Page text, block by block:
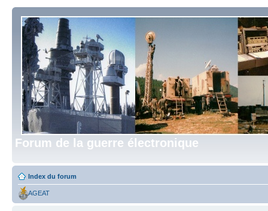
Forum de la guerre électronique
Index du forum
AGEAT